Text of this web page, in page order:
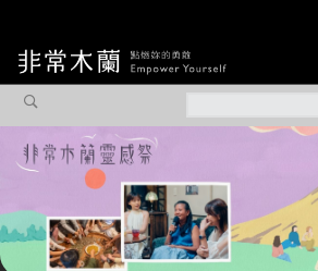
焦點企劃
社會企業